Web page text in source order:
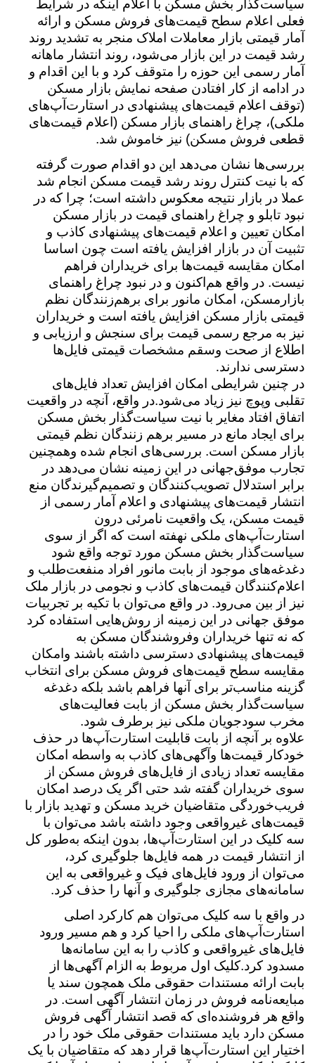
سیاست‌گذار بخش مسکن با اعلام اینکه در شرایط
فعلی اعلام سطح قیمت‌های فروش مسکن و ارائه
آمار قیمتی بازار معاملات املاک منجر به تشدید روند
رشد قیمت در این بازار می‌شود، روند انتشار ماهانه
آمار رسمی این حوزه را متوقف کرد و با این اقدام و
در ادامه از کار افتادن صفحه نمایش بازار مسکن
(توقف اعلام قیمت‌های پیشنهادی در استارت‌آپ‌های
ملکی)، چراغ راهنمای بازار مسکن (اعلام قیمت‌های
قطعی فروش مسکن) نیز خاموش شد.
بررسی‌ها نشان می‌دهد این دو اقدام صورت گرفته
که با نیت کنترل روند رشد قیمت مسکن انجام شد
عملا در بازار نتیجه معکوس داشته است؛ چرا که در
نبود تابلو و چراغ راهنمای قیمت در بازار مسکن
امکان تعیین و اعلام قیمت‌های پیشنهادی کاذب و
تثبیت آن‌ در بازار افزایش یافته است چون اساسا
امکان مقایسه قیمت‌ها برای خریداران فراهم
نیست. در واقع هم‌اکنون و در نبود چراغ راهنمای
بازارمسکن، امکان مانور برای برهم‌زنندگان نظم
قیمتی بازار مسکن افزایش یافته است و خریداران
نیز به مرجع رسمی قیمت برای سنجش و ارزیابی و
اطلاع از صحت وسقم مشخصات قیمتی فایل‌ها
دسترسی ندارند.
در چنین شرایطی امکان افزایش تعداد فایل‌های
تقلبی وپوچ نیز زیاد می‌شود.در واقع، آنچه در واقعیت
اتفاق افتاد مغایر با نیت سیاست‌گذار بخش مسکن
برای ایجاد مانع در مسیر برهم ‌زنندگان نظم قیمتی
بازار مسکن است. بررسی‌های انجام شده وهمچنین
تجارب موفق‌جهانی در این زمینه نشان می‌دهد در
برابر استدلال تصویب‌کنندگان و تصمیم‌گیرندگان منع
انتشار قیمت‌های پیشنهادی و اعلام آمار رسمی از
قیمت مسکن، یک واقعیت نامرئی درون
استارت‌آپ‌های ملکی نهفته است که اگر از سوی
سیاست‌گذار بخش مسکن مورد توجه واقع شود
دغدغه‌های موجود از بابت مانور افراد منفعت‌طلب و
اعلام‌کنندگان قیمت‌های کاذب و نجومی در بازار ملک
نیز از بین می‌رود. در واقع می‌توان با تکیه بر تجربیات
موفق جهانی در این زمینه از روش‌هایی استفاده کرد
که نه تنها خریداران وفروشندگان مسکن به
قیمت‌های پیشنهادی دسترسی داشته باشند وامکان
مقایسه سطح قیمت‌های فروش مسکن برای انتخاب
گزینه مناسب‌تر برای آنها فراهم باشد بلکه دغدغه
سیاست‌گذار بخش مسکن از بابت فعالیت‌های
مخرب سودجویان ملکی نیز برطرف شود.
علاوه بر آنچه از بابت قابلیت استارت‌آپ‌ها در حذف
خودکار قیمت‌ها وآگهی‌های کاذب به واسطه امکان
مقایسه تعداد زیادی از فایل‌های فروش مسکن از
سوی خریداران گفته شد حتی اگر یک درصد امکان
فریب‌خوردگی متقاضیان خرید مسکن و تهدید بازار با
قیمت‌های غیرواقعی وجود داشته باشد می‌توان با
سه کلیک در این استارت‌آپ‌ها، بدون اینکه به‌طور کل
از انتشار قیمت در همه فایل‌ها جلوگیری کرد،
می‌توان از ورود فایل‌های فیک و غیرواقعی به این
سامانه‌های مجازی جلوگیری و آنها را حذف کرد.
در واقع با سه کلیک می‌توان هم کارکرد اصلی
استارت‌آپ‌های ملکی را احیا کرد و هم مسیر ورود
فایل‌های غیرواقعی و کاذب را به این سامانه‌ها
مسدود کرد.کلیک اول مربوط به الزام آگهی‌ها از
بابت ارائه مستندات حقوقی ملک همچون سند یا
مبایعه‌نامه فروش در زمان انتشار آگهی است. در
واقع هر فروشنده‌ای که قصد انتشار آگهی فروش
مسکن دارد باید مستندات حقوقی ملک خود را در
اختیار این استارت‌آپ‌ها قرار دهد که متقاضیان با یک